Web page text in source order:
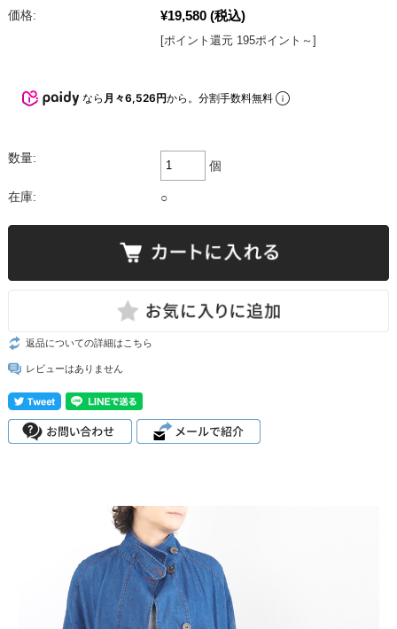
価格:
¥19,580 (税込)
[ポイント還元 195ポイント～]
なら 月々6,526円から。分割手数料無料
数量:
個
在庫: ○
返品についての詳細はこちら
レビューはありません